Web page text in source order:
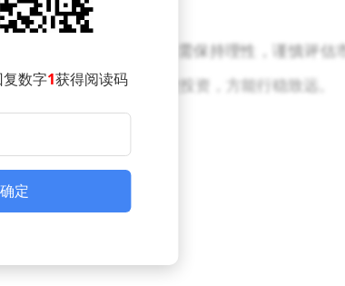
表现抢眼，但投资者仍需保持理性，谨慎评估
动难以预测，唯有稳健投资，方能行稳致远。
数字1获得阅读码
确定